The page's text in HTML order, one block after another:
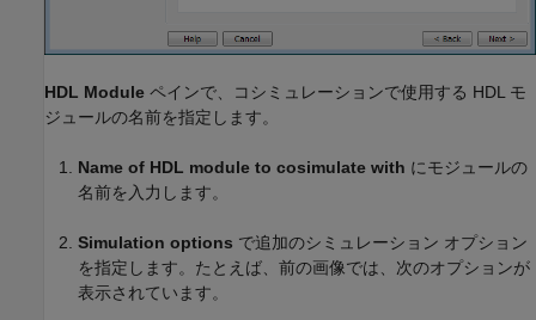
HDL Module ペインで、コシミュレーションで使用する HDL モ
ジュールの名前を指定します。
Name of HDL module to cosimulate with にモジュールの
名前を入力します。
Simulation options で追加のシミュレーション オプション
を指定します。たとえば、前の画像では、次のオプションが
表示されています。